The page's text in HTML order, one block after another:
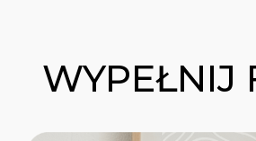
WYPEŁNIJ